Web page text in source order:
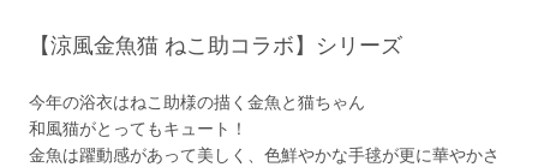
【涼風金魚猫 ねこ助コラボ】シリーズ
今年の浴衣はねこ助様の描く金魚と猫ちゃん
和風猫がとってもキュート！
金魚は躍動感があって美しく、色鮮やかな手毬が更に華やかさ